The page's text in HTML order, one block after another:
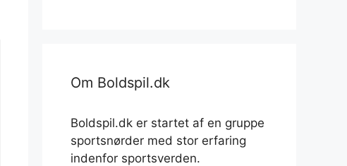
Om Boldspil.dk
Boldspil.dk er startet af en gruppe
sportsnørder med stor erfaring
indenfor sportsverden.